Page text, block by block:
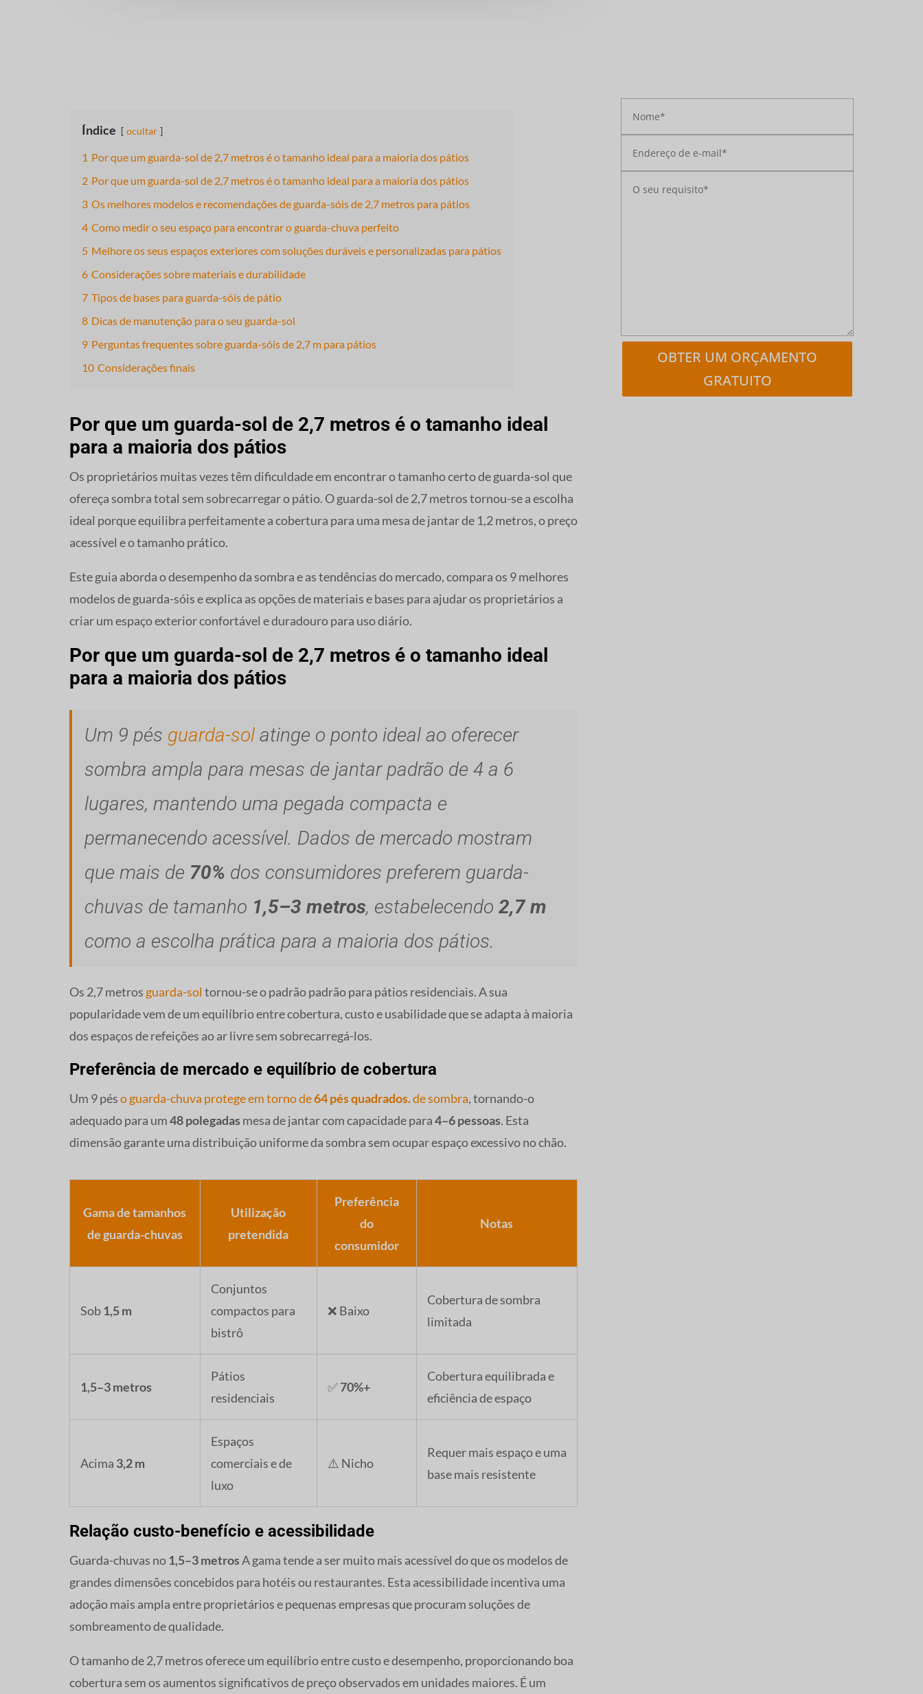
Índice ocultar
1 Por que um guarda-sol de 2,7 metros é o tamanho ideal para a maioria dos pátios
2 Por que um guarda-sol de 2,7 metros é o tamanho ideal para a maioria dos pátios
3 Os melhores modelos e recomendações de guarda-sóis de 2,7 metros para pátios
4 Como medir o seu espaço para encontrar o guarda-chuva perfeito
5 Melhore os seus espaços exteriores com soluções duráveis e personalizadas para pátios
6 Considerações sobre materiais e durabilidade
7 Tipos de bases para guarda-sóis de pátio
8 Dicas de manutenção para o seu guarda-sol
9 Perguntas frequentes sobre guarda-sóis de 2,7 m para pátios
10 Considerações finais
Por que um guarda-sol de 2,7 metros é o tamanho ideal
para a maioria dos pátios
Os proprietários muitas vezes têm dificuldade em encontrar o tamanho certo de guarda-sol que
ofereça sombra total sem sobrecarregar o pátio. O guarda-sol de 2,7 metros tornou-se a escolha
ideal porque equilibra perfeitamente a cobertura para uma mesa de jantar de 1,2 metros, o preço
acessível e o tamanho prático.
Este guia aborda o desempenho da sombra e as tendências do mercado, compara os 9 melhores
modelos de guarda-sóis e explica as opções de materiais e bases para ajudar os proprietários a
criar um espaço exterior confortável e duradouro para uso diário.
Por que um guarda-sol de 2,7 metros é o tamanho ideal
para a maioria dos pátios
Um 9 pés guarda-solatinge o ponto ideal ao oferecer
sombra ampla para mesas de jantar padrão de 4 a 6
lugares, mantendo uma pegada compacta e
permanecendo acessível. Dados de mercado mostram
que mais de 70% dos consumidores preferem guarda-
chuvas de tamanho 1,5–3 metros, estabelecendo 2,7 m
como a escolha prática para a maioria dos pátios.
Os 2,7 metros guarda-sol tornou-se o padrão padrão para pátios residenciais. A sua
popularidade vem de um equilíbrio entre cobertura, custo e usabilidade que se adapta à maioria
dos espaços de refeições ao ar livre sem sobrecarregá-los.
Preferência de mercado e equilíbrio de cobertura
Um 9 péso guarda-chuva protege em torno de64 pés quadrados.de sombra, tornando-o
adequado para um48 polegadas mesa de jantar com capacidade para4–6 pessoas. Esta
dimensão garante uma distribuição uniforme da sombra sem ocupar espaço excessivo no chão.
Gama de tamanhos
de guarda-chuvas
Utilização
pretendida
Preferência
do
consumidor
Notas
Sob1,5 m
Conjuntos
compactos para
bistrô
❌ Baixo
Cobertura de sombra
limitada
1,5–3 metros
Pátios
residenciais
✅70%+
Cobertura equilibrada e
eficiência de espaço
Acima 3,2 m
Espaços
comerciais e de
luxo
⚠️ Nicho
Requer mais espaço e uma
base mais resistente
Relação custo-benefício e acessibilidade
Guarda-chuvas no1,5–3 metrosA gama tende a ser muito mais acessível do que os modelos de
grandes dimensões concebidos para hotéis ou restaurantes. Esta acessibilidade incentiva uma
adoção mais ampla entre proprietários e pequenas empresas que procuram soluções de
sombreamento de qualidade.
O tamanho de 2,7 metros oferece um equilíbrio entre custo e desempenho, proporcionando boa
cobertura sem os aumentos significativos de preço observados em unidades maiores. É um
OBTER UM ORÇAMENTO
GRATUITO